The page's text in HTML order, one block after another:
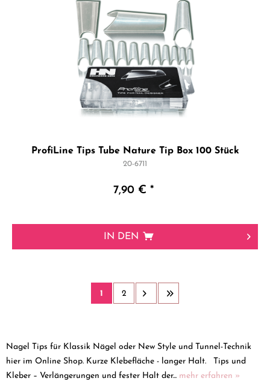
ProfiLine Tips Tube Nature Tip Box 100 Stück
20-6711
7,90 € *
IN DEN
1 2
Nagel Tips für Klassik Nägel oder New Style und Tunnel-Technik
hier im Online Shop. Kurze Klebefläche - langer Halt. Tips und
Kleber – Verlängerungen und fester Halt der... mehr erfahren »